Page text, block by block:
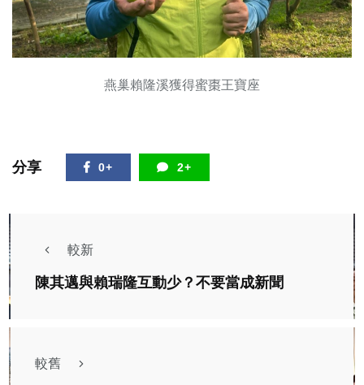
燕巢賴隆溪獲得蜜棗王寶座
分享 0+ 2+
較新
陳其邁與賴瑞隆互動少？不要當成新聞
較舊